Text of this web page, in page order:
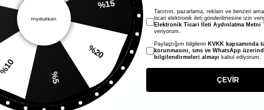
%15
%20
%5
%10
Tanıtım, pazarlama, reklam ve benzeri
ticari elektronik ileti gönderilmesine izin
Elektronik Ticari İleti Aydınlatma Metni
veriyorum.
Paylaştığım bilgilerin KVKK kapsamında
korunmasını, sms ve WhatsApp
bilgilendirmeleri almayı kabul ediyorum.
ÇEVİR